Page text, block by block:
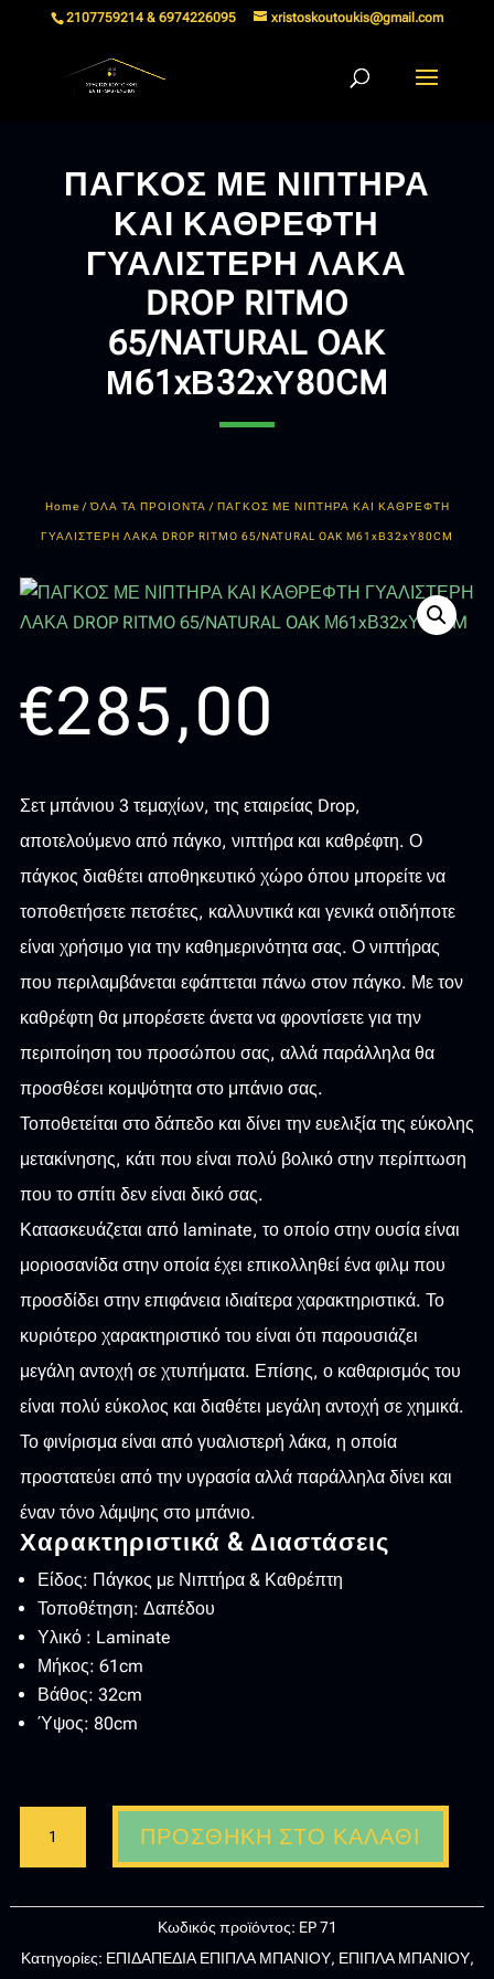
2107759214 & 6974226095 xristoskoutoukis@gmail.com
ΠΑΓΚΟΣ ΜΕ ΝΙΠΤΗΡΑ
ΚΑΙ ΚΑΘΡΕΦΤΗ
ΓΥΑΛΙΣΤΕΡΗ ΛΑΚΑ
DROP RITMO
65/NATURAL OAK
Μ61xΒ32xΥ80CM
Home /ΌΛΑ ΤΑ ΠΡΟΙΟΝΤΑ / ΠΑΓΚΟΣ ΜΕ ΝΙΠΤΗΡΑ ΚΑΙ ΚΑΘΡΕΦΤΗ
ΓΥΑΛΙΣΤΕΡΗ ΛΑΚΑ DROP RITMO 65/NATURAL OAK Μ61xΒ32xΥ80CM
€285,00
Σετ μπάνιου 3 τεμαχίων, της εταιρείας Drop,
αποτελούμενο από πάγκο, νιπτήρα και καθρέφτη. Ο
πάγκος διαθέτει αποθηκευτικό χώρο όπου μπορείτε να
τοποθετήσετε πετσέτες, καλλυντικά και γενικά οτιδήποτε
είναι χρήσιμο για την καθημερινότητα σας. Ο νιπτήρας
που περιλαμβάνεται εφάπτεται πάνω στον πάγκο. Με τον
καθρέφτη θα μπορέσετε άνετα να φροντίσετε για την
περιποίηση του προσώπου σας, αλλά παράλληλα θα
προσθέσει κομψότητα στο μπάνιο σας.
Τοποθετείται στο δάπεδο και δίνει την ευελιξία της εύκολης
μετακίνησης, κάτι που είναι πολύ βολικό στην περίπτωση
που το σπίτι δεν είναι δικό σας.
Κατασκευάζεται από laminate, το οποίο στην ουσία είναι
μοριοσανίδα στην οποία έχει επικολληθεί ένα φιλμ που
προσδίδει στην επιφάνεια ιδιαίτερα χαρακτηριστικά. Το
κυριότερο χαρακτηριστικό του είναι ότι παρουσιάζει
μεγάλη αντοχή σε χτυπήματα. Επίσης, ο καθαρισμός του
είναι πολύ εύκολος και διαθέτει μεγάλη αντοχή σε χημικά.
Το φινίρισμα είναι από γυαλιστερή λάκα, η οποία
προστατεύει από την υγρασία αλλά παράλληλα δίνει και
έναν τόνο λάμψης στο μπάνιο.
Χαρακτηριστικά & Διαστάσεις
Είδος: Πάγκος με Νιπτήρα & Καθρέπτη
Τοποθέτηση: Δαπέδου
Υλικό : Laminate
Μήκος: 61cm
Βάθος: 32cm
Ύψος: 80cm
ΚΑΙ
ΓΥΑΛΙΣΤΕΡΗ
ΠΡΟΣΘΉΚΗ ΣΤΟ ΚΑΛΆΘΙ
Κωδικός προϊόντος: EP 71
Κατηγορίες: ΕΠΙΔΑΠΕΔΙΑ ΕΠΙΠΛΑ ΜΠΑΝΙΟΥ, ΕΠΙΠΛΑ ΜΠΑΝΙΟΥ,